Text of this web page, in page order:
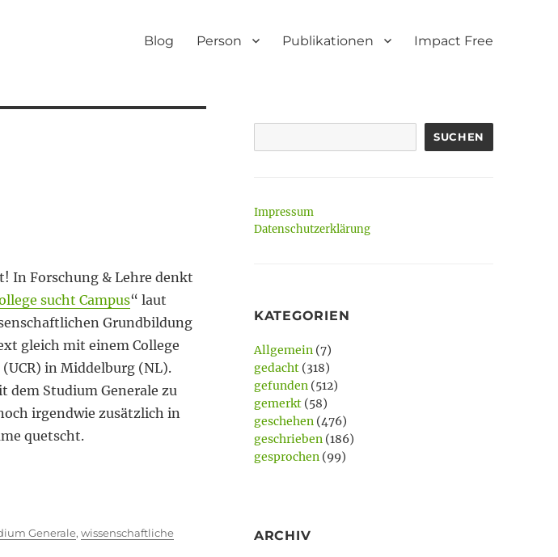
Blog Person Publikationen Impact Free
In Forschung & Lehre denkt
sucht Campus“ laut
Grundbildung
gleich mit einem College
in Middelburg (NL).
dem Studium Generale zu
irgendwie zusätzlich in
quetscht.
Generale, wissenschaftliche
SUCHEN
Impressum
Datenschutzerklärung
KATEGORIEN
Allgemein(7)
gedacht(318)
gefunden(512)
gemerkt(58)
geschehen(476)
geschrieben(186)
gesprochen(99)
ARCHIV